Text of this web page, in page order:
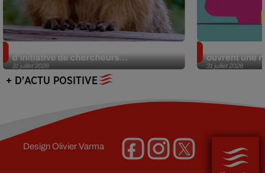
31 juillet 2026
d’initiative de chercheurs...
31 juillet 2026
ouvrent une
+ D'ACTU POSITIVE
DesignOlivier Varma